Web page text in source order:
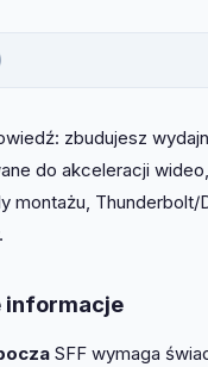
zbudujesz
do akceleracji
montażu,
informacje
SFF wymaga